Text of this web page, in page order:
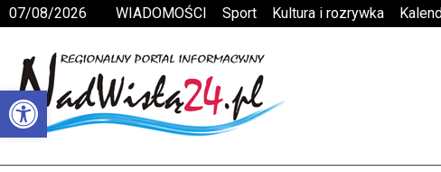
Otwórz pasek narzędzi
07/08/2026 WIADOMOŚCI Sport Kultura i rozrywka